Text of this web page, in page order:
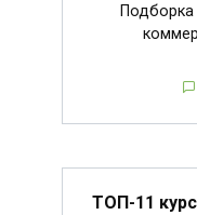
Подборка
ТОП-11